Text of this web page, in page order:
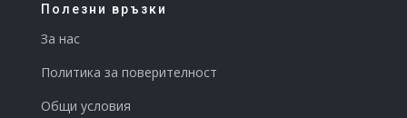
Полезни връзки
За нас
Политика за поверителност
Общи условия